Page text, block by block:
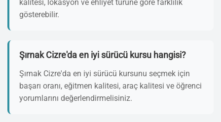
kalitesi, lokasyon ve ehliyet türüne göre farklılık
gösterebilir.
Şırnak Cizre'da en iyi sürücü kursu hangisi?
Şırnak Cizre'da en iyi sürücü kursunu seçmek için
başarı oranı, eğitmen kalitesi, araç kalitesi ve öğrenci
yorumlarını değerlendirmelisiniz.